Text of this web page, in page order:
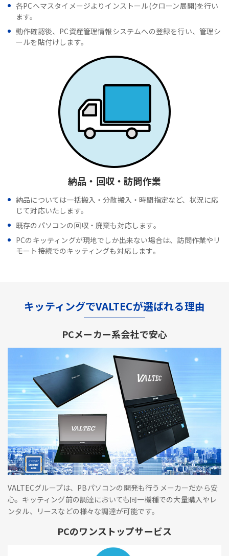
各PCへマスタイメージよりインストール(クローン展開)を行い
ます。
動作確認後、PC資産管理情報システムへの登録を行い、管理シ
ールを貼付けします。
納品・回収・訪問作業
納品については一括搬入・分散搬入・時間指定など、状況に応
じて対応いたします。
既存のパソコンの回収・廃棄も対応します。
PCのキッティングが現地でしか出来ない場合は、訪問作業やリ
モート接続でのキッティングも対応します。
キッティングでVALTECが選ばれる理由
PCメーカー系会社で安心
VALTECグループは、PBパソコンの開発も行うメーカーだから安
心。キッティング前の調達においても同一機種での大量購入やレ
ンタル、リースなどの様々な調達が可能です。
PCのワンストップサービス